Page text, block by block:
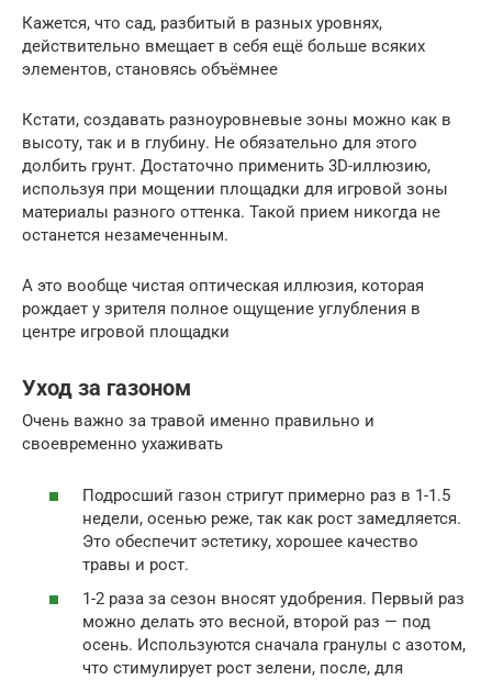
Кажется, что сад, разбитый в разных уровнях,
действительно вмещает в себя ещё больше всяких
элементов, становясь объёмнее
Кстати, создавать разноуровневые зоны можно как в
высоту, так и в глубину. Не обязательно для этого
долбить грунт. Достаточно применить 3D-иллюзию,
используя при мощении площадки для игровой зоны
материалы разного оттенка. Такой прием никогда не
останется незамеченным.
А это вообще чистая оптическая иллюзия, которая
рождает у зрителя полное ощущение углубления в
центре игровой площадки
Уход за газоном
Очень важно за травой именно правильно и
своевременно ухаживать
Подросший газон стригут примерно раз в 1-1.5
недели, осенью реже, так как рост замедляется.
Это обеспечит эстетику, хорошее качество
травы и рост.
1-2 раза за сезон вносят удобрения. Первый раз
можно делать это весной, второй раз — под
осень. Используются сначала гранулы с азотом,
что стимулирует рост зелени, после, для